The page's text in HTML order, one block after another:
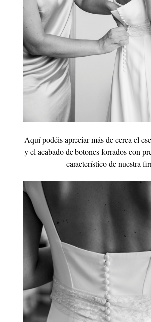
Aquí podéis apreciar más de cerca el
y el acabado de botones forrados con
característico de nuestra